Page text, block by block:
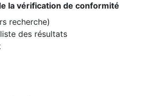
la vérification de conformité
recherche)
des résultats